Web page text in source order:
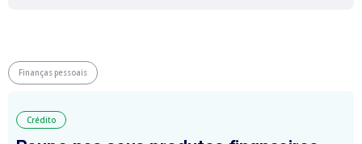
Finanças pessoais
Crédito